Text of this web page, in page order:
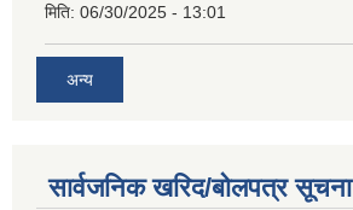
मिति: 06/30/2025 - 13:01
अन्य
सार्वजनिक खरिद/बोलपत्र सूचना